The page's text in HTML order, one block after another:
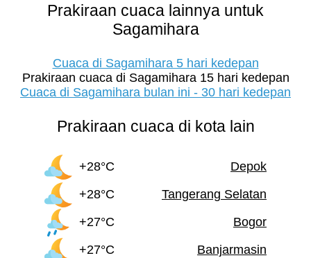
Prakiraan cuaca lainnya untuk
Sagamihara
Cuaca di Sagamihara 5 hari kedepan
Prakiraan cuaca di Sagamihara 15 hari kedepan
Cuaca di Sagamihara bulan ini - 30 hari kedepan
Prakiraan cuaca di kota lain
+28°C
Depok
+28°C
Tangerang Selatan
+27°C
Bogor
+27°C
Banjarmasin